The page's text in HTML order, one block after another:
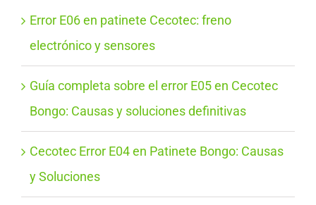
Error E06 en patinete Cecotec: freno
electrónico y sensores
Guía completa sobre el error E05 en Cecotec
Bongo: Causas y soluciones definitivas
Cecotec Error E04 en Patinete Bongo: Causas
y Soluciones